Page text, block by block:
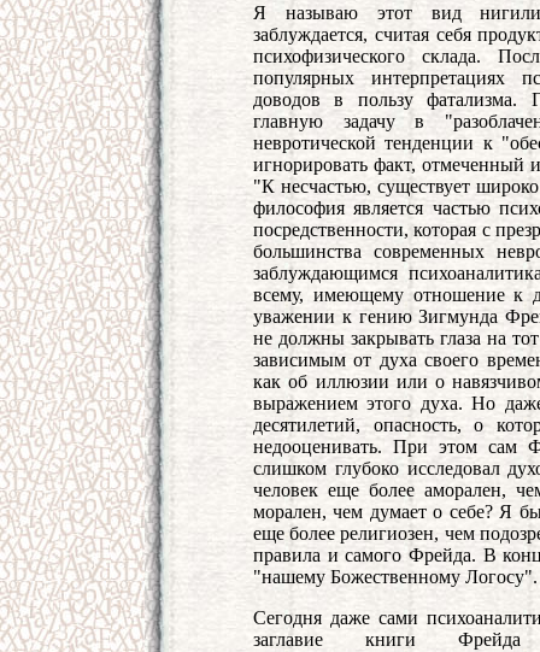
Я называю этот вид
заблуждается, считая себя
психофизического склада.
популярных интерпретациях
доводов в пользу фатализма.
главную задачу в
невротической тенденции к
игнорировать факт, отмеченный
"К несчастью, существует
философия является частью
посредственности, которая с
большинства современных
заблуждающимся
всему, имеющему отношение к
уважении к гению Зигмунда
не должны закрывать глаза на
зависимым от духа своего
как об иллюзии или о
выражением этого духа. Но
десятилетий, опасность, о
недооценивать. При этом сам
слишком глубоко исследовал
человек еще более аморален,
морален, чем думает о себе? Я
еще более религиозен, чем
правила и самого Фрейда. В
"нашему Божественному Логосу".
Сегодня даже сами
заглавие книги Фрейда